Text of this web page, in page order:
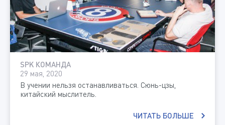
SPK КОМАНДА
29 мая, 2020
В учении нельзя останавливаться. Сюнь-цзы,
китайский мыслитель.
ЧИТАТЬ БОЛЬШЕ